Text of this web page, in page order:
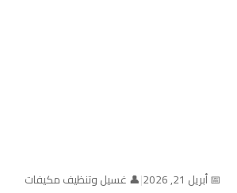
📅 أبريل 21, 2026 |👤 غسيل وتنظيف مكيفات